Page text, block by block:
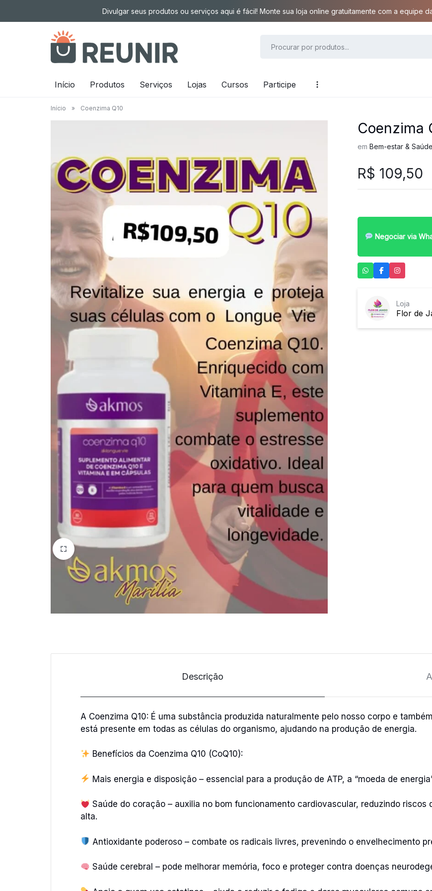
Divulgar seus produtos ou serviços aqui é fácil! Monte sua loja online gratuitamente com a equipe
tecnologia
trabalho
decente
para
quem
mais
precisa!
Início Produtos Serviços Lojas Cursos Participe
Início » Coenzima Q10
Coenzima
emBem-estar & Saúde
R$ 109,50
Negociar via
Flor de
Loja
Descrição
A Coenzima Q10: É uma substância produzida naturalmente pelo nosso corpo e
está presente em todas as células do organismo, ajudando na produção de energia.
Benefícios da Coenzima Q10 (CoQ10):
Mais energia e disposição – essencial para a produção de ATP, a “moeda de
Saúde do coração – auxilia no bom funcionamento cardiovascular, reduzindo
alta.
Antioxidante poderoso – combate os radicais livres, prevenindo o envelhecimento
Saúde cerebral – pode melhorar memória, foco e proteger contra doenças